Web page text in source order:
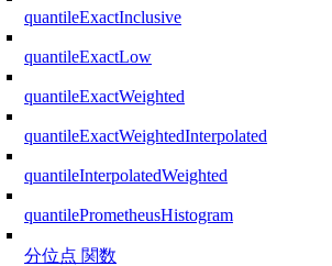
quantileExactInclusive
quantileExactLow
quantileExactWeighted
quantileExactWeightedInterpolated
quantileInterpolatedWeighted
quantilePrometheusHistogram
分位点 関数